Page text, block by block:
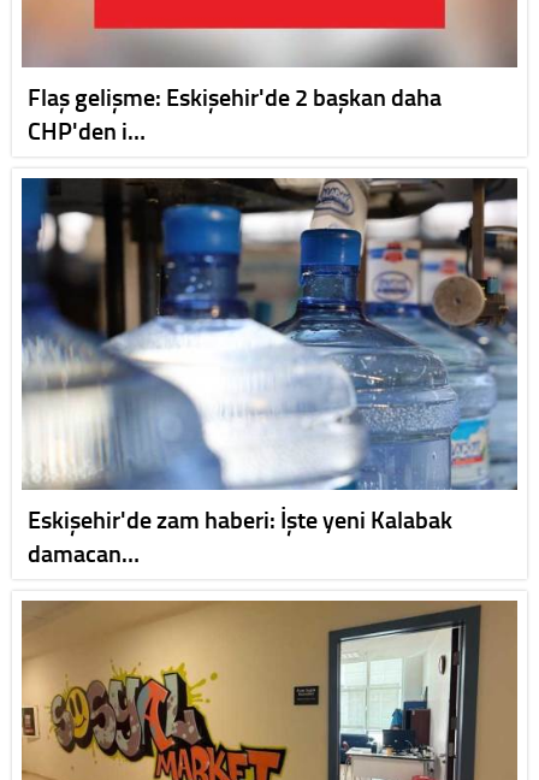
Flaş gelişme: Eskişehir'de 2 başkan daha
CHP'den i…
Eskişehir'de zam haberi: İşte yeni Kalabak
damacan…